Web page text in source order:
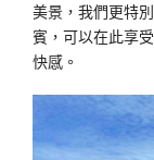
美景，我們更特
賓，可以在此享
快感。